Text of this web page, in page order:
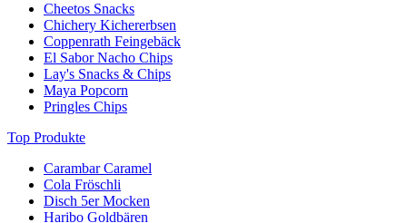
Cheetos Snacks
Chichery Kichererbsen
Coppenrath Feingebäck
El Sabor Nacho Chips
Lay's Snacks & Chips
Maya Popcorn
Pringles Chips
Top Produkte
Carambar Caramel
Cola Fröschli
Disch 5er Mocken
Haribo Goldbären